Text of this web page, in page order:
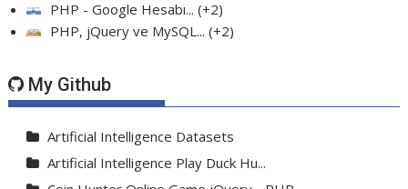
PHP - Google Hesabı... +2
PHP, jQuery ve MySQL... +2
My Github
Artificial Intelligence Datasets
Artificial Intelligence Play Duck Hu...